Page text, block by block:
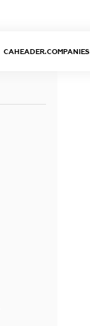
CAHEADER.COMPANIES